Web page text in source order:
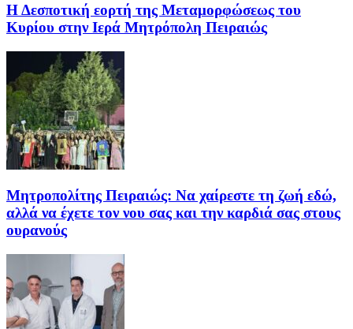
Η Δεσποτική εορτή της Μεταμορφώσεως του
Κυρίου στην Ιερά Μητρόπολη Πειραιώς
Μητροπολίτης Πειραιώς: Να χαίρεστε τη ζωή εδώ,
αλλά να έχετε τον νου σας και την καρδιά σας στους
ουρανούς